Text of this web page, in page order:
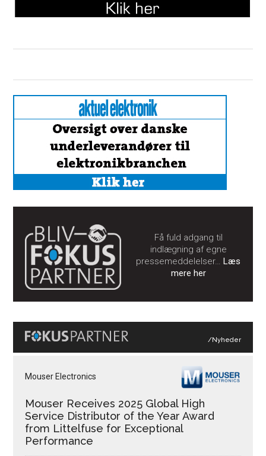
Få fuld adgang til
indlægning af egne
pressemeddelelser…Læs
mere her
/Nyheder
Mouser Electronics
Mouser Receives 2025 Global High
Service Distributor of the Year Award
from Littelfuse for Exceptional
Performance